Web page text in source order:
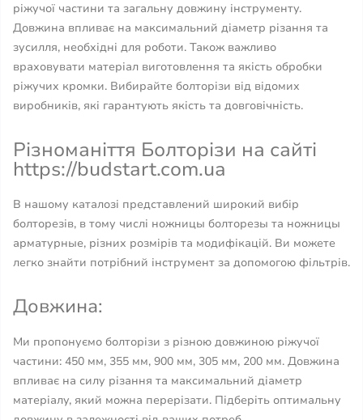
ріжучої частини та загальну довжину інструменту.
Довжина впливає на максимальний діаметр різання та
зусилля, необхідні для роботи. Також важливо
враховувати матеріал виготовлення та якість обробки
ріжучих кромки. Вибирайте болторізи від відомих
виробників, які гарантують якість та довговічність.
Різноманіття Болторізи на сайті
https://budstart.com.ua
В нашому каталозі представлений широкий вибір
болторезів, в тому числі ножницы болторезы та ножницы
арматурные, різних розмірів та модифікацій. Ви можете
легко знайти потрібний інструмент за допомогою фільтрів.
Довжина:
Ми пропонуємо болторізи з різною довжиною ріжучої
частини: 450 мм, 355 мм, 900 мм, 305 мм, 200 мм. Довжина
впливає на силу різання та максимальний діаметр
матеріалу, який можна перерізати. Підберіть оптимальну